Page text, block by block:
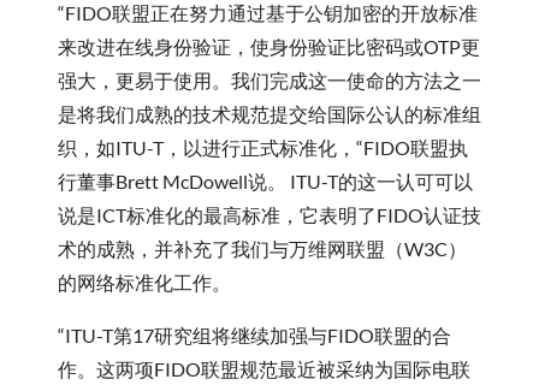
“FIDO联盟正在努力通过基于公钥加密的开放标准
来改进在线身份验证，使身份验证比密码或OTP更
强大，更易于使用。我们完成这一使命的方法之一
是将我们成熟的技术规范提交给国际公认的标准组
织，如ITU-T，以进行正式标准化，“FIDO联盟执
行董事Brett McDowell说。 ITU-T的这一认可可以
说是ICT标准化的最高标准，它表明了FIDO认证技
术的成熟，并补充了我们与万维网联盟（W3C）
的网络标准化工作。
“ITU-T第17研究组将继续加强与FIDO联盟的合
作。这两项FIDO联盟规范最近被采纳为国际电联